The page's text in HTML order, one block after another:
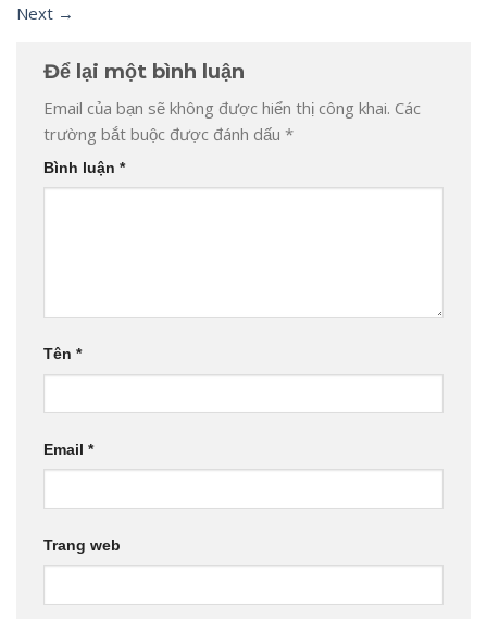
Next →
Để lại một bình luận
Email của bạn sẽ không được hiển thị công khai. Các
trường bắt buộc được đánh dấu *
Bình luận *
Tên *
Email *
Trang web